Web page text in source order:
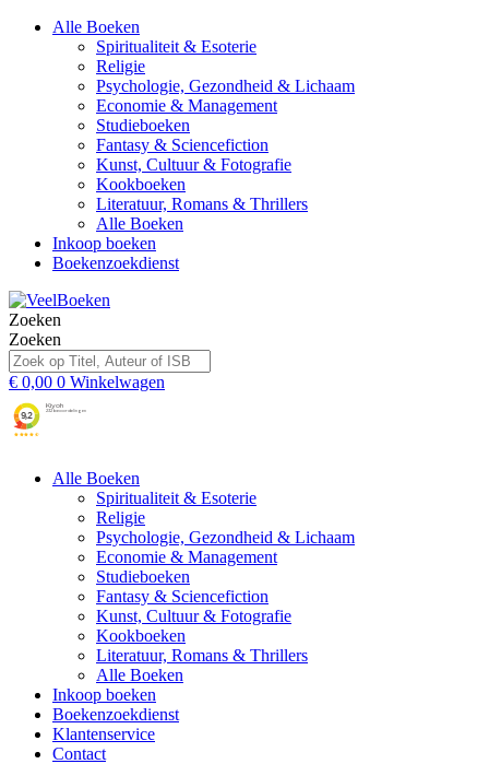
Alle Boeken
Spiritualiteit & Esoterie
Religie
Psychologie, Gezondheid & Lichaam
Economie & Management
Studieboeken
Fantasy & Sciencefiction
Kunst, Cultuur & Fotografie
Kookboeken
Literatuur, Romans & Thrillers
Alle Boeken
Inkoop boeken
Boekenzoekdienst
Zoeken
Zoeken
€ 0,00 0 Winkelwagen
Alle Boeken
Spiritualiteit & Esoterie
Religie
Psychologie, Gezondheid & Lichaam
Economie & Management
Studieboeken
Fantasy & Sciencefiction
Kunst, Cultuur & Fotografie
Kookboeken
Literatuur, Romans & Thrillers
Alle Boeken
Inkoop boeken
Boekenzoekdienst
Klantenservice
Contact